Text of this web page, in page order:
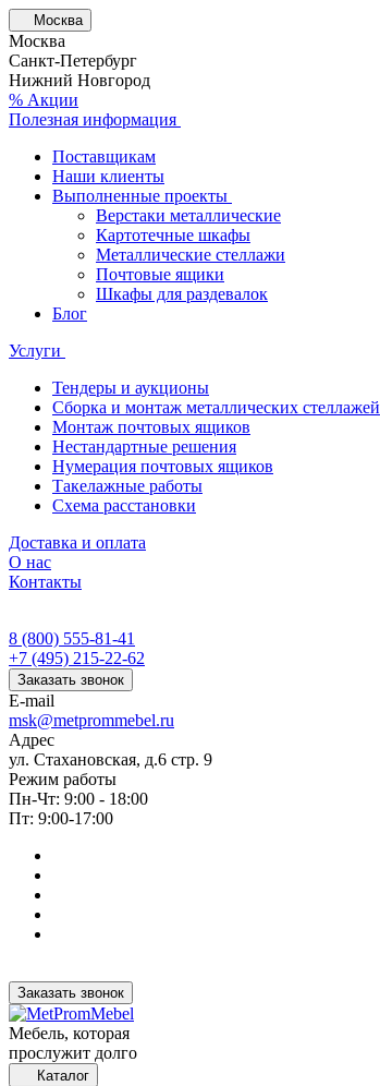
Москва
Москва
Санкт-Петербург
Нижний Новгород
% Акции
Полезная информация
Поставщикам
Наши клиенты
Выполненные проекты
Верстаки металлические
Картотечные шкафы
Металлические стеллажи
Почтовые ящики
Шкафы для раздевалок
Блог
Услуги
Тендеры и аукционы
Сборка и монтаж металлических стеллажей
Монтаж почтовых ящиков
Нестандартные решения
Нумерация почтовых ящиков
Такелажные работы
Схема расстановки
Доставка и оплата
О нас
Контакты
8 (800) 555-81-41
+7 (495) 215-22-62
Заказать звонок
E-mail
msk@metprommebel.ru
Адрес
ул. Стахановская, д.6 стр. 9
Режим работы
Пн-Чт: 9:00 - 18:00
Пт: 9:00-17:00
Заказать звонок
Мебель, которая
прослужит долго
Каталог